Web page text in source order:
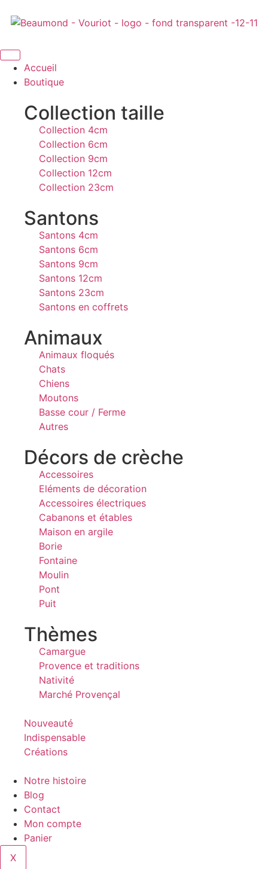
Accueil
Boutique
Collection taille
Collection 4cm
Collection 6cm
Collection 9cm
Collection 12cm
Collection 23cm
Santons
Santons 4cm
Santons 6cm
Santons 9cm
Santons 12cm
Santons 23cm
Santons en coffrets
Animaux
Animaux floqués
Chats
Chiens
Moutons
Basse cour / Ferme
Autres
Décors de crèche
Accessoires
Eléments de décoration
Accessoires électriques
Cabanons et étables
Maison en argile
Borie
Fontaine
Moulin
Pont
Puit
Thèmes
Camargue
Provence et traditions
Nativité
Marché Provençal
Nouveauté
Indispensable
Créations
Notre histoire
Blog
Contact
Mon compte
Panier
X